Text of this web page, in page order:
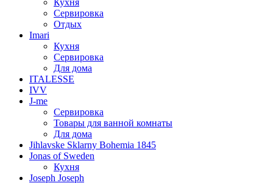
Кухня
Сервировка
Отдых
Imari
Кухня
Сервировка
Для дома
ITALESSE
IVV
J-me
Сервировка
Товары для ванной комнаты
Для дома
Jihlavske Sklarny Bohemia 1845
Jonas of Sweden
Кухня
Joseph Joseph